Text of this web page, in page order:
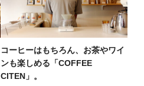
コーヒーはもちろん、お茶やワイ
ンも楽しめる「COFFEE
CITEN」。